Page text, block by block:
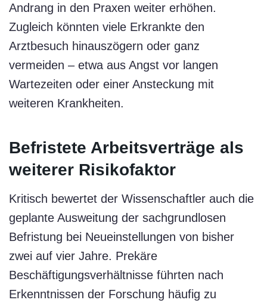
Andrang in den Praxen weiter erhöhen.
Zugleich könnten viele Erkrankte den
Arztbesuch hinauszögern oder ganz
vermeiden – etwa aus Angst vor langen
Wartezeiten oder einer Ansteckung mit
weiteren Krankheiten.
Befristete Arbeitsverträge als
weiterer Risikofaktor
Kritisch bewertet der Wissenschaftler auch die
geplante Ausweitung der sachgrundlosen
Befristung bei Neueinstellungen von bisher
zwei auf vier Jahre. Prekäre
Beschäftigungsverhältnisse führten nach
Erkenntnissen der Forschung häufig zu